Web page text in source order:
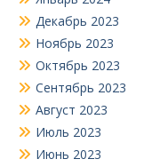
Декабрь 2023
Ноябрь 2023
Октябрь 2023
Сентябрь 2023
Август 2023
Июль 2023
Июнь 2023